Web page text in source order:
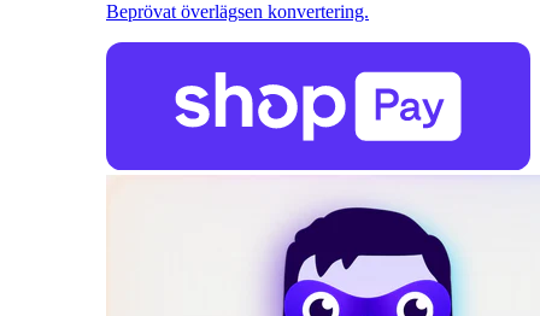
Beprövat överlägsen konvertering.